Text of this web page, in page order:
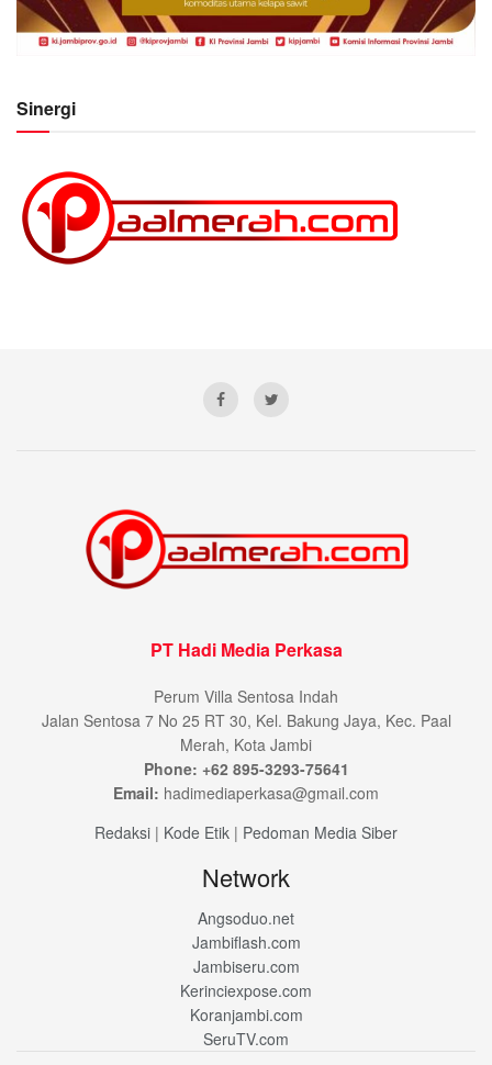
Sinergi
PT Hadi Media Perkasa
Perum Villa Sentosa Indah
Jalan Sentosa 7 No 25 RT 30, Kel. Bakung Jaya, Kec. Paal
Merah, Kota Jambi
Phone: +62 895-3293-75641
Email: hadimediaperkasa@gmail.com
Redaksi | Kode Etik | Pedoman Media Siber
Network
Angsoduo.net
Jambiflash.com
Jambiseru.com
Kerinciexpose.com
Koranjambi.com
SeruTV.com